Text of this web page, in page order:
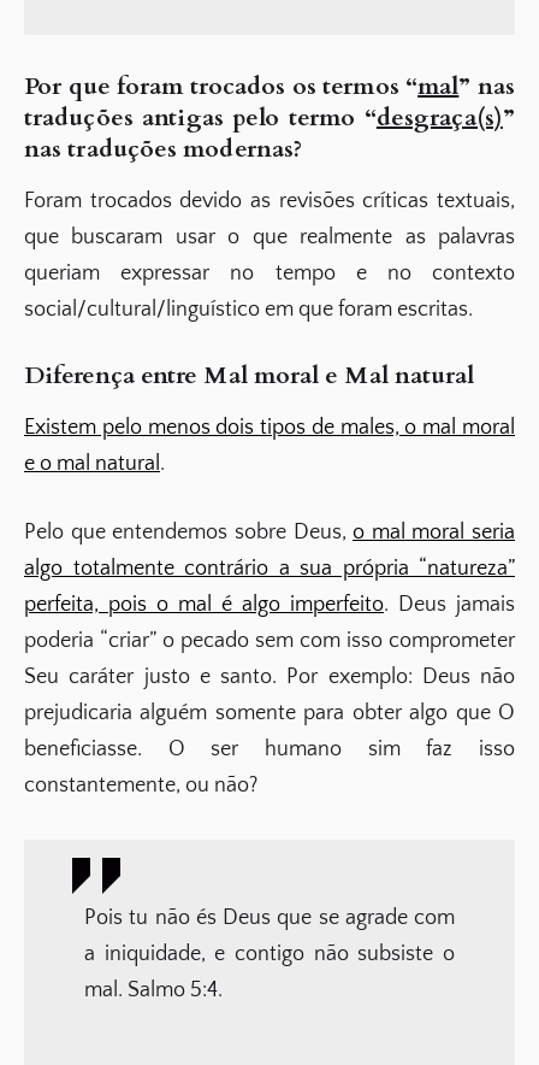
Por que foram trocados os termos “mal” nas
traduções antigas pelo termo “desgraça(s)”
nas traduções modernas?
Foram trocados devido as revisões críticas textuais,
que buscaram usar o que realmente as palavras
queriam expressar no tempo e no contexto
social/cultural/linguístico em que foram escritas.
Diferença entre Mal moral e Mal natural
Existem pelo menos dois tipos de males, o mal moral
e o mal natural.
Pelo que entendemos sobre Deus,o mal moral seria
algo totalmente contrário a sua própria “natureza”
perfeita, pois o mal é algo imperfeito. Deus jamais
poderia “criar” o pecado sem com isso comprometer
Seu caráter justo e santo. Por exemplo: Deus não
prejudicaria alguém somente para obter algo que O
beneficiasse. O ser humano sim faz isso
constantemente, ou não?
Pois tu não és Deus que se agrade com
a iniquidade, e contigo não subsiste o
mal. Salmo 5:4.